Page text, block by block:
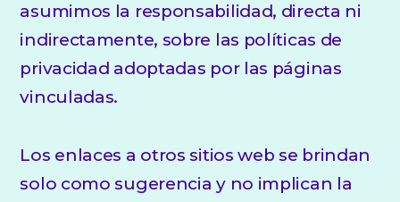
asumimos la responsabilidad, directa ni
indirectamente, sobre las políticas de
privacidad adoptadas por las páginas
vinculadas.
Los enlaces a otros sitios web se brindan
solo como sugerencia y no implican la